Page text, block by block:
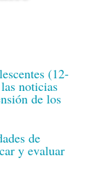
(12-
noticias
de los
de
y evaluar